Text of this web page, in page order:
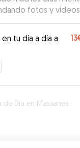
fotos y
que es el
bien. Freya no
y Judith es
por qué es un
en el momento sin
tu día a día a
de Día en Massanes